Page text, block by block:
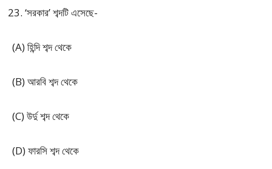
‘সরকার’ শব্দটি এসেছে-
(A) হিন্দি শব্দ থেকে
(B) আরবি শব্দ থেকে
(C) উর্দু শব্দ থেকে
(D) ফারসি শব্দ থেকে